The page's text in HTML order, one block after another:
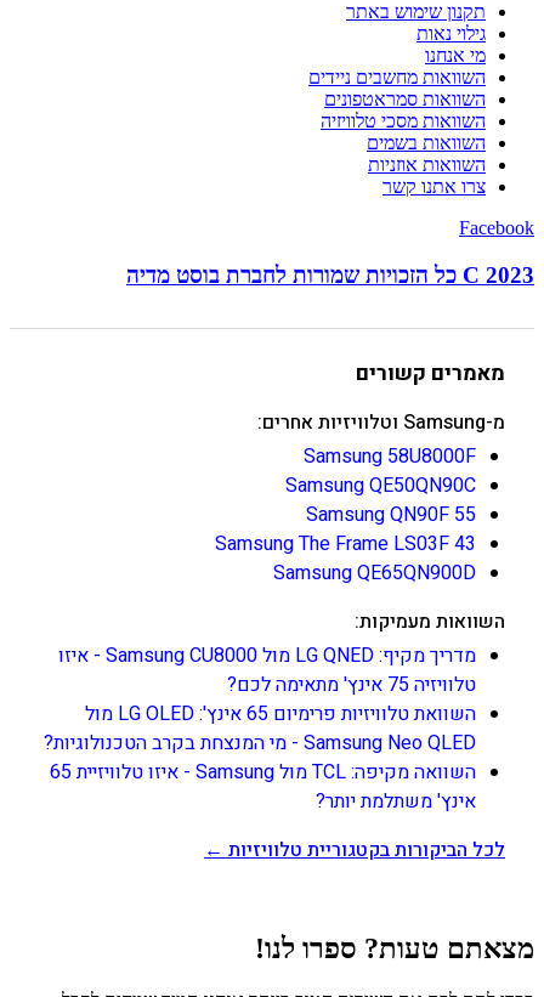
תקנון שימוש באתר
גילוי נאות
מי אנחנו
השוואות מחשבים ניידים
השוואות סמראטפונים
השוואות מסכי טלוויזיה
השוואות בשמים
השוואות אוזניות
צרו אתנו קשר
Facebook
C 2023 כל הזכויות שמורות לחברת בוסט מדיה
מאמרים קשורים
מ-Samsung וטלוויזיות אחרים:
Samsung 58U8000F
Samsung QE50QN90C
Samsung QN90F 55
Samsung The Frame LS03F 43
Samsung QE65QN900D
השוואות מעמיקות:
מדריך מקיף: LG QNED מול Samsung CU8000 - איזו
טלוויזיה 75 אינץ' מתאימה לכם?
השוואת טלוויזיות פרימיום 65 אינץ': LG OLED מול
Samsung Neo QLED - מי המנצחת בקרב הטכנולוגיות?
השוואה מקיפה: TCL מול Samsung - איזו טלוויזיית 65
אינץ' משתלמת יותר?
לכל הביקורות בקטגוריית טלוויזיות ←
מצאתם טעות? ספרו לנו!